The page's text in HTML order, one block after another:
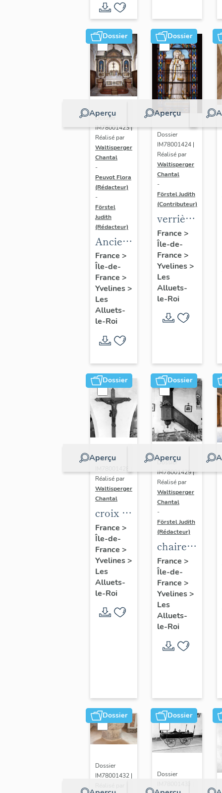
Dossier
Aperçu
Dossier
IM78001423 |
Réalisé par
Waltisperger
Chantal
-
Peuvot Flora
(Rédacteur)
-
Förstel
Judith
(Rédacteur)
Ancien
maître-
autel
France >
Île-de-
France >
Yvelines>
Les
Alluets-
le-Roi
Dossier
Aperçu
Dossier
IM78001424 |
Réalisé par
Waltisperger
Chantal
-
Förstel Judith
(Contributeur)
verrières
(2) :
saint
Louis,
Vierge à
l'Enfant,
dite
Notre-
(baies 6
et 9)
France >
Île-de-
France >
Yvelines>
Les
Alluets-
le-Roi
Dossier
Aperçu
Dossier
Réalisé par
Waltisperger
Chantal
croix :
Christ
en
croix
France >
Île-de-
France >
Yvelines>
Les
Alluets-
le-Roi
Dossier
Aperçu
Dossier
IM78001429 |
Réalisé par
Waltisperger
Chantal
-
Förstel Judith
(Rédacteur)
chaire à
prêcher
France >
Île-de-
France >
Yvelines>
Les
Alluets-
le-Roi
Dossier
Dossier
IM78001432 |
Dossier
Dossier